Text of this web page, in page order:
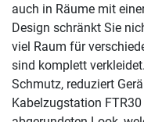
auch in Räume mit
Design schränkt Sie
viel Raum für
sind komplett
Schmutz, reduziert
Kabelzugstation